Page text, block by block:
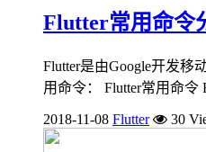
Flutter常用命令
Flutter是由Google开发移
用命令： Flutter常用命令
2018-11-08 Flutter 30